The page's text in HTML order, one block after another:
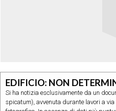
EDIFICIO: NON
Si ha notizia esclusivamente da un
spicatum), avvenuta durante lavori a